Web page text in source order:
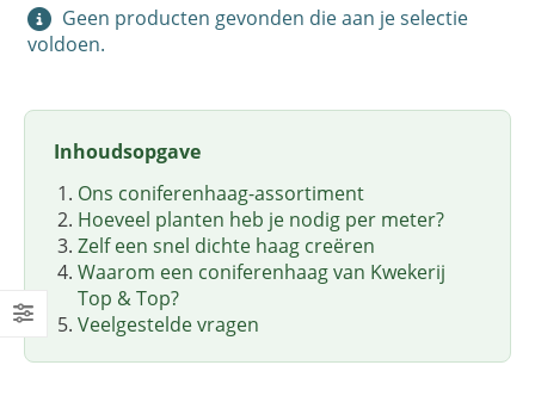
Geen producten gevonden die aan je selectie
voldoen.
Inhoudsopgave
Ons coniferenhaag-assortiment
Hoeveel planten heb je nodig per meter?
Zelf een snel dichte haag creëren
Waarom een coniferenhaag van Kwekerij
Top & Top?
Veelgestelde vragen